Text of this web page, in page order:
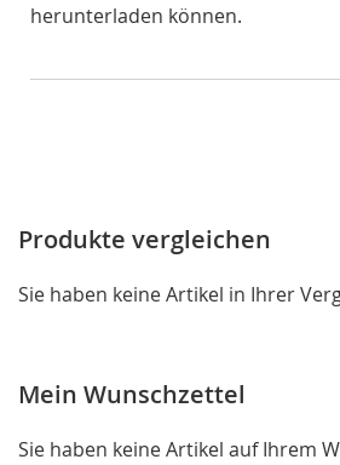
herunterladen können.
Produkte vergleichen
Sie haben keine Artikel in Ihrer
Mein Wunschzettel
Sie haben keine Artikel auf Ihrem